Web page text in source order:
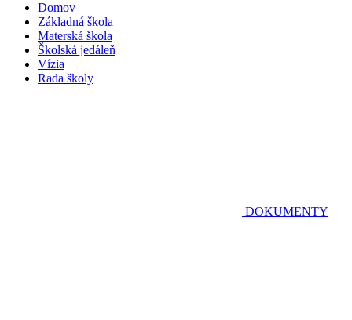
Domov
Základná škola
Materská škola
Školská jedáleň
Vízia
Rada školy
DOKUMENTY